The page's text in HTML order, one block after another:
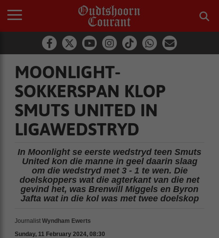
MOONLIGHT-
SOKKERSPAN KLOP
SMUTS UNITED IN
LIGAWEDSTRYD
In Moonlight se eerste wedstryd teen Smuts
United kon die manne in geel daarin slaag
om die wedstryd met 3 - 1 te wen. Die
doelskoppers wat die agterkant van die net
gevind het, was Brenwill Miggels en Byron
Jafta wat in die kol was met twee doelskop
Journalist Wyndham Ewerts
Sunday, 11 February 2024, 08:30